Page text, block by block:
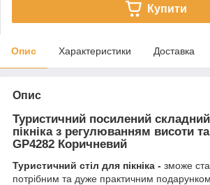
Купити
Опис Характеристики Доставка
Опис
Туристичний посилений
пікніка з регулюванням висоти та
GP4282 Коричневий
Туристичний стіл для пікніка - зможе
потрібним та дуже практичним